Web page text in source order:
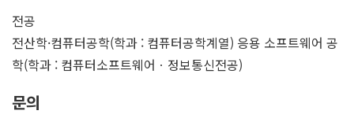
전공
전산학·컴퓨터공학(학과 : 컴퓨터공학계열) 응용 소프트웨어 공
학(학과 : 컴퓨터소프트웨어ㆍ정보통신전공)
문의